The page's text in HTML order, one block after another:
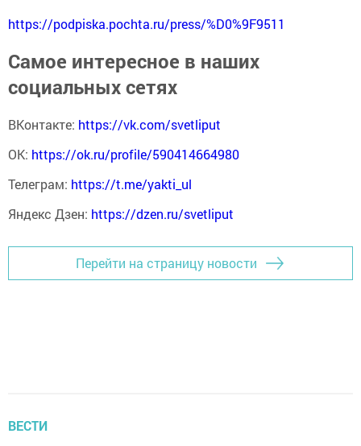
https://podpiska.pochta.ru/press/%D0%9F9511
Самое интересное в наших
социальных сетях
ВКонтакте: https://vk.com/svetliput
ОК: https://ok.ru/profile/590414664980
Телеграм: https://t.me/yakti_ul
Яндекс Дзен: https://dzen.ru/svetliput
Перейти на страницу новости
ВЕСТИ